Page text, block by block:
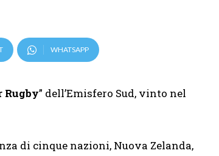
WHATSAPP
Rugby” dell’Emisfero Sud, vinto nel
di cinque nazioni, Nuova Zelanda,